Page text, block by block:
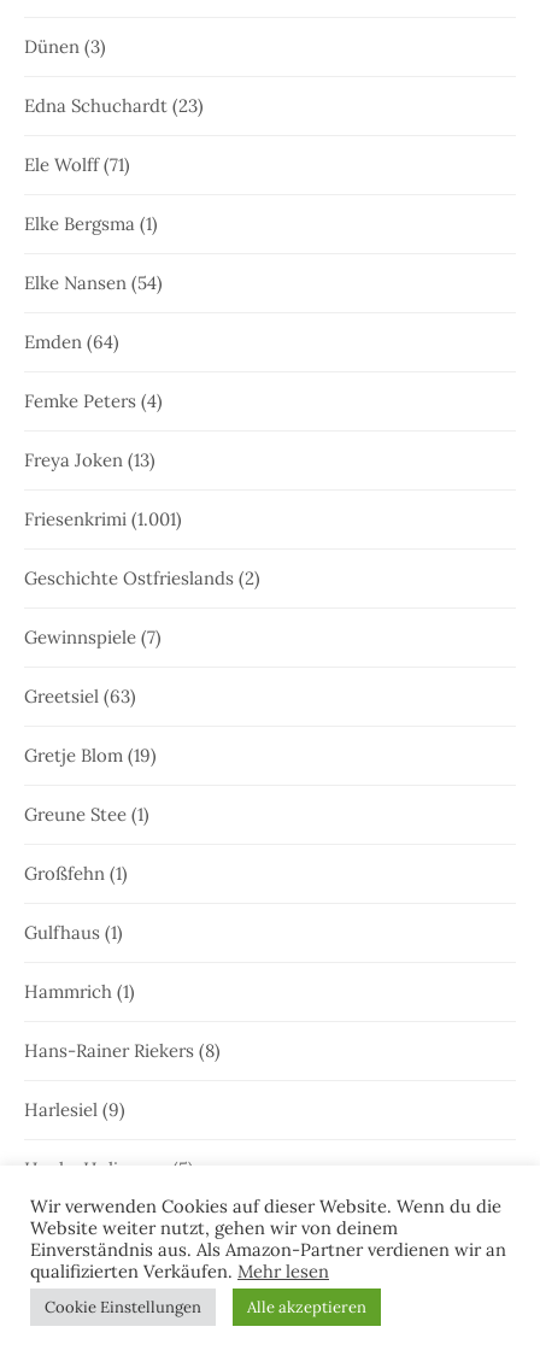
Dünen (3)
Edna Schuchardt (23)
Ele Wolff(71)
Elke Bergsma (1)
Elke Nansen (54)
Emden (64)
Femke Peters (4)
Freya Joken (13)
Friesenkrimi (1.001)
Geschichte Ostfrieslands (2)
Gewinnspiele (7)
Greetsiel (63)
Gretje Blom (19)
Greune Stee (1)
Großfehn (1)
Gulfhaus (1)
Hammrich (1)
Hans-Rainer Riekers (8)
Harlesiel (9)
Hauke Holjansen (5)
Hedda Böttcher(23)
Henriette Honig(12)
Wir verwenden Cookies auf dieser Website. Wenn du die
Website weiter nutzt, gehen wir von deinem
Einverständnis aus. Als Amazon-Partner verdienen wir an
qualifizierten Verkäufen. Mehr lesen
Cookie Einstellungen Alle akzeptieren